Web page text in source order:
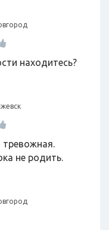
находитесь?
не родить.